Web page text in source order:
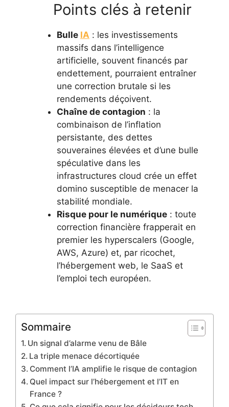
Points clés à retenir
Bulle IA : les investissements
massifs dans l’intelligence
artificielle, souvent financés par
endettement, pourraient entraîner
une correction brutale si les
rendements déçoivent.
Chaîne de contagion : la
combinaison de l’inflation
persistante, des dettes
souveraines élevées et d’une bulle
spéculative dans les
infrastructures cloud crée un effet
domino susceptible de menacer la
stabilité mondiale.
Risque pour le numérique : toute
correction financière frapperait en
premier les hyperscalers (Google,
AWS, Azure) et, par ricochet,
l’hébergement web, le SaaS et
l’emploi tech européen.
Sommaire
Un signal d’alarme venu de Bâle
La triple menace décortiquée
Comment l’IA amplifie le risque de contagion
Quel impact sur l’hébergement et l’IT en
France ?